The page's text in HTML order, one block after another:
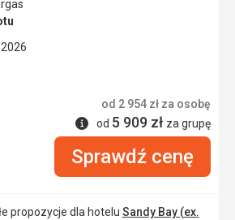
od 2 954 zł za osobę
Informacje
od 5 909 zł za grupę
Sprawdź cenę
propozycje dla hotelu Sandy Bay (ex.